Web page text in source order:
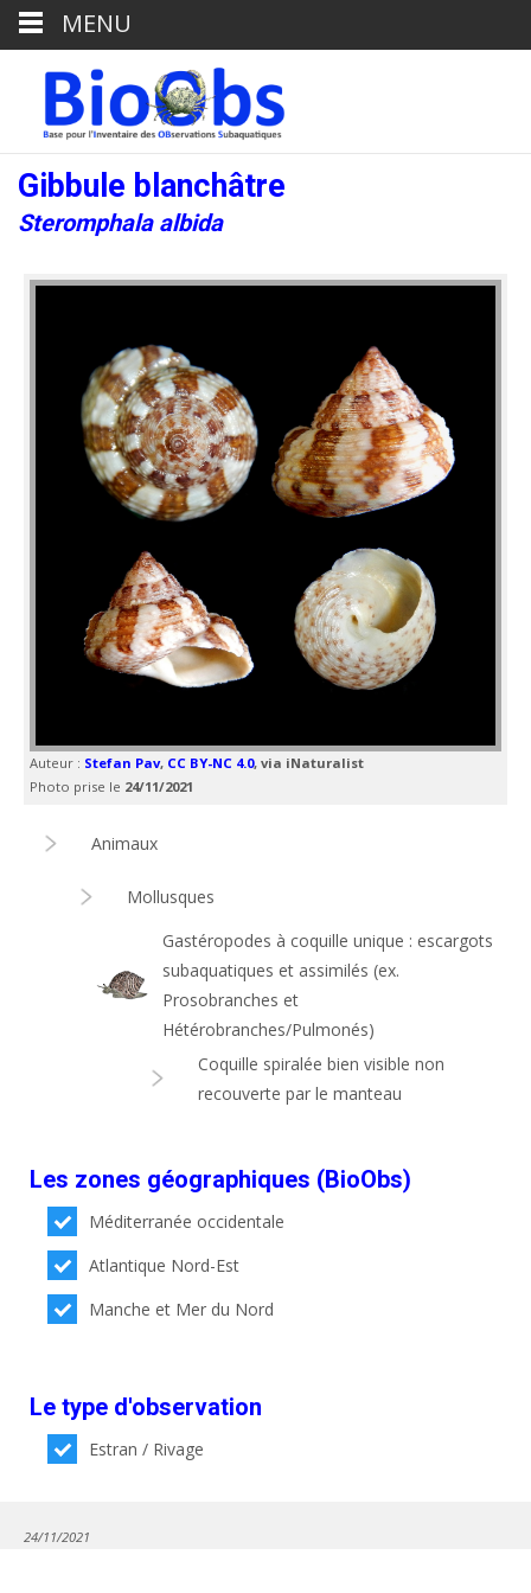
Gibbule blanchâtre
Steromphala albida
Auteur : Stefan Pav, CC BY-NC 4.0, via iNaturalist
Photo prise le 24/11/2021
Animaux
Mollusques
Gastéropodes à coquille unique : escargots
subaquatiques et assimilés (ex.
Prosobranches et
Hétérobranches/Pulmonés)
Coquille spiralée bien visible non
recouverte par le manteau
Les zones géographiques (BioObs)
Méditerranée occidentale
Atlantique Nord-Est
Manche et Mer du Nord
Le type d'observation
Estran / Rivage
24/11/2021
MENU